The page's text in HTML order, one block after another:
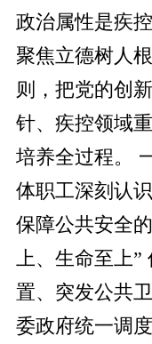
政治属性是疾
聚焦立德树人
则，把党的创
针、疾控领域
培养全过程。
体职工深刻认
保障公共安全
上、生命至上”
置、突发公共
委政府统一调